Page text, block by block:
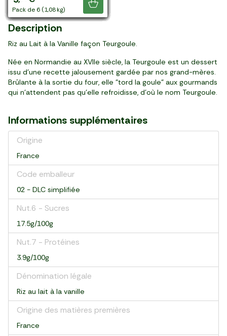
pack de 2 (280 g)
pot (500 g)
bouteille (750 ml)
pot (80 g)
pot (120 g)
pack de 4 (400 g)
pack de 2 (220 g)
pièce (180 g)
pot (80 g)
pack de 4 (500 g)
pot (125 g)
pièce (100 g)
pot (80 g)
pot (400 g)
pot (90 g)
pot (125 g)
pot (80 g)
pack de 4 (400 g)
6 pièces (180 g)
pack de 4 (400 g)
pot (130 g)
pack de 6 (1,08 kg)
Je découvre
Description
Riz au Lait à la Vanille façon Teurgoule.
Née en Normandie au XVIIe siècle, la Teurgoule est un dessert
issu d'une recette jalousement gardée par nos grand-mères.
Brûlante à la sortie du four, elle "tord la goule" aux gourmands
qui n'attendent pas qu'elle refroidisse, d'où le nom Teurgoule.
Informations supplémentaires
Origine
France
Code emballeur
02 - DLC simplifiée
Nut.6 - Sucres
17.5g/100g
Nut.7 - Protéines
3.9g/100g
Dénomination légale
Riz au lait à la vanille
Origine des matières premières
France